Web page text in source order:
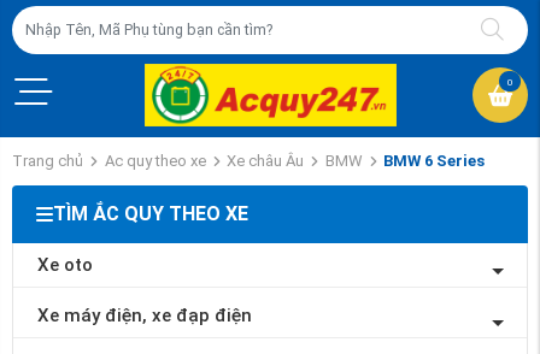
0
Trang chủ Ac quy theo xe Xe châu Âu BMW BMW 6 Series
TÌM ẮC QUY THEO XE
Xe oto
Xe máy điện, xe đạp điện